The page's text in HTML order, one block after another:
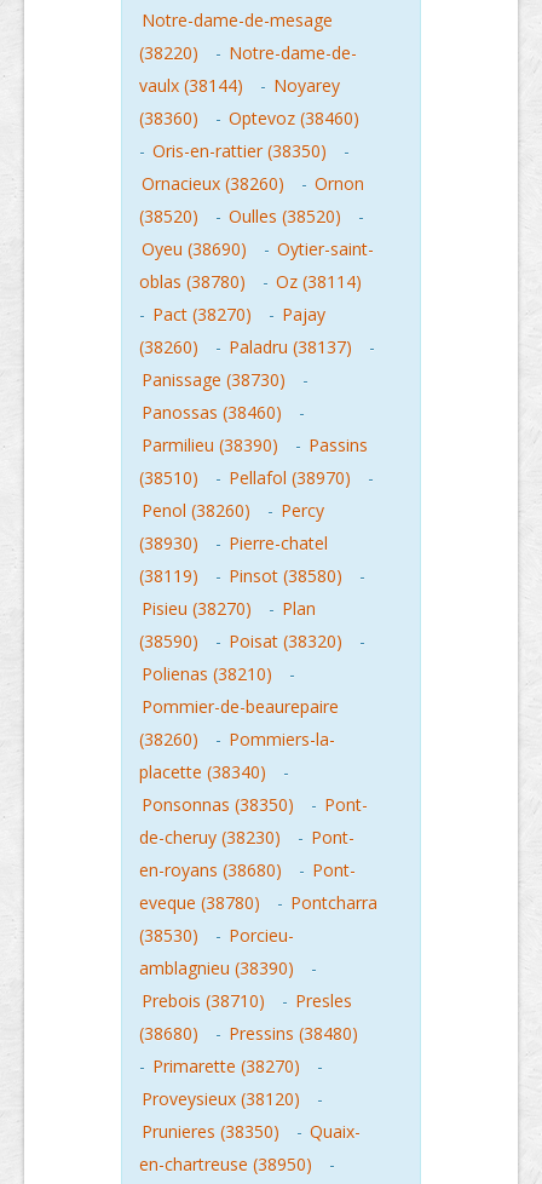
Notre-dame-de-mesage
(38220)
- Notre-dame-de-
vaulx (38144)
- Noyarey
(38360)
- Optevoz (38460)
- Oris-en-rattier (38350)
-
Ornacieux (38260)
- Ornon
(38520)
- Oulles (38520)
-
Oyeu (38690)
- Oytier-saint-
oblas (38780)
- Oz (38114)
- Pact (38270) - Pajay
(38260)
- Paladru (38137)
-
Panissage (38730)
-
Panossas (38460)
-
Parmilieu (38390)
- Passins
(38510)
- Pellafol (38970)
-
Penol (38260)
- Percy
(38930)
- Pierre-chatel
(38119)
- Pinsot (38580)
-
Pisieu (38270)
- Plan
(38590)
- Poisat (38320)
-
Polienas (38210)
-
Pommier-de-beaurepaire
(38260)
- Pommiers-la-
placette (38340)
-
Ponsonnas (38350)
- Pont-
de-cheruy (38230)
- Pont-
en-royans (38680)
- Pont-
eveque (38780)
- Pontcharra
(38530)
- Porcieu-
amblagnieu (38390)
-
Prebois (38710)
- Presles
(38680)
- Pressins (38480)
- Primarette (38270)
-
Proveysieux (38120)
-
Prunieres (38350)
- Quaix-
en-chartreuse (38950)
-